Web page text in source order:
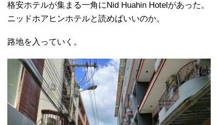
格安ホテルが集まる一角にNid Huahin Hotelがあった。
ニッドホアヒンホテルと読めばいいのか。
路地を入っていく。